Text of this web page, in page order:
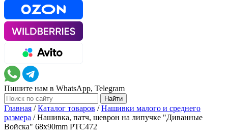
Пишите нам в WhatsApp, Telegram
Главная /Каталог товаров /Нашивки малого и среднего
размера /Нашивка, патч, шеврон на липучке "Диванные
Войска" 68x90mm PTC472